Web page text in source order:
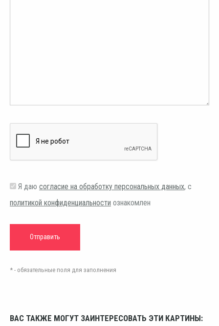
Я даю согласие на обработку персональных данных, с
политикой конфиденциальности ознакомлен
* - обязательные поля для заполнения
ВАС ТАКЖЕ МОГУТ ЗАИНТЕРЕСОВАТЬ ЭТИ КАРТИНЫ: